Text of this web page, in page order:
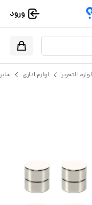
ورود
لوازم التحریر لوازم اداری